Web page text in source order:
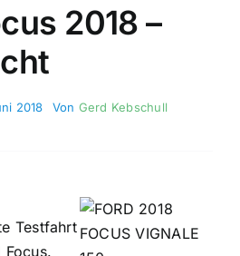
2018 –
2018 Von Gerd Kebschull
Testfahrt
Focus.